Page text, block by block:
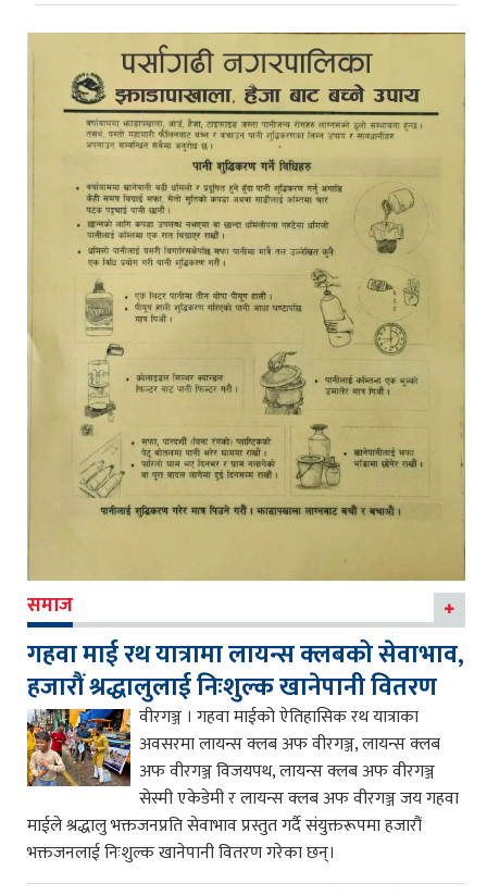
समाज
गहवा माई रथ यात्रामा लायन्स क्लबको सेवाभाव,
हजारौं श्रद्धालुलाई निःशुल्क खानेपानी वितरण
वीरगञ्ज । गहवा माईको ऐतिहासिक रथ यात्राका
अवसरमा लायन्स क्लब अफ वीरगञ्ज, लायन्स क्लब
अफ वीरगञ्ज विजयपथ, लायन्स क्लब अफ वीरगञ्ज
सेस्मी एकेडेमी र लायन्स क्लब अफ वीरगञ्ज जय गहवा
माईले श्रद्धालु भक्तजनप्रति सेवाभाव प्रस्तुत गर्दै संयुक्तरूपमा हजारौं
भक्तजनलाई निःशुल्क खानेपानी वितरण गरेका छन्।